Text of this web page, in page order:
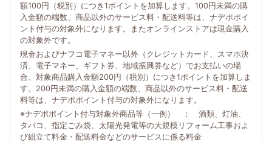
額100円（税別）につき1ポイントを加算します。100円未満の購
入金額の端数、商品以外のサービス料・配送料等は、ナデポポイ
ント付与の対象外になります。またオンラインストアは現金購入
の対象外です。
現金およびナフコ電子マネー以外（クレジットカード、スマホ決
済、電子マネー、ギフト券、地域振興券など）でお支払いの場
合、対象商品購入金額200円（税別）につき1ポイントを加算しま
す。200円未満の購入金額の端数、商品以外のサービス料・配送
料等は、ナデポポイント付与の対象外になります。
※ナデポポイント付与対象外商品等（一例） ： 酒類、灯油、
タバコ、指定ごみ袋、太陽光発電等の大規模リフォーム工事およ
び組立て料金・配送料金などのサービスに係る料金